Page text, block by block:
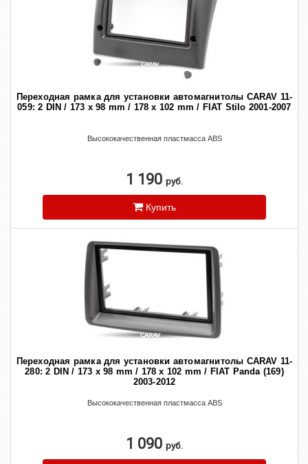
Переходная рамка для установки автомагнитолы CARAV 11-
059: 2 DIN / 173 x 98 mm / 178 x 102 mm / FIAT Stilo 2001-2007
Высококачественная пластмасса ABS
1 190 руб.
Купить
Переходная рамка для установки автомагнитолы CARAV 11-
280: 2 DIN / 173 x 98 mm / 178 x 102 mm / FIAT Panda (169)
2003-2012
Высококачественная пластмасса ABS
1 090 руб.